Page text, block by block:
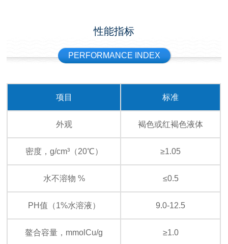
性能指标
PERFORMANCE INDEX
项目 标准
外观 褐色或红褐色液体
密度，g/cm³（20℃） ≥1.05
水不溶物 % ≤0.5
PH值（1%水溶液） 9.0-12.5
鳌合容量，mmolCu/g ≥1.0